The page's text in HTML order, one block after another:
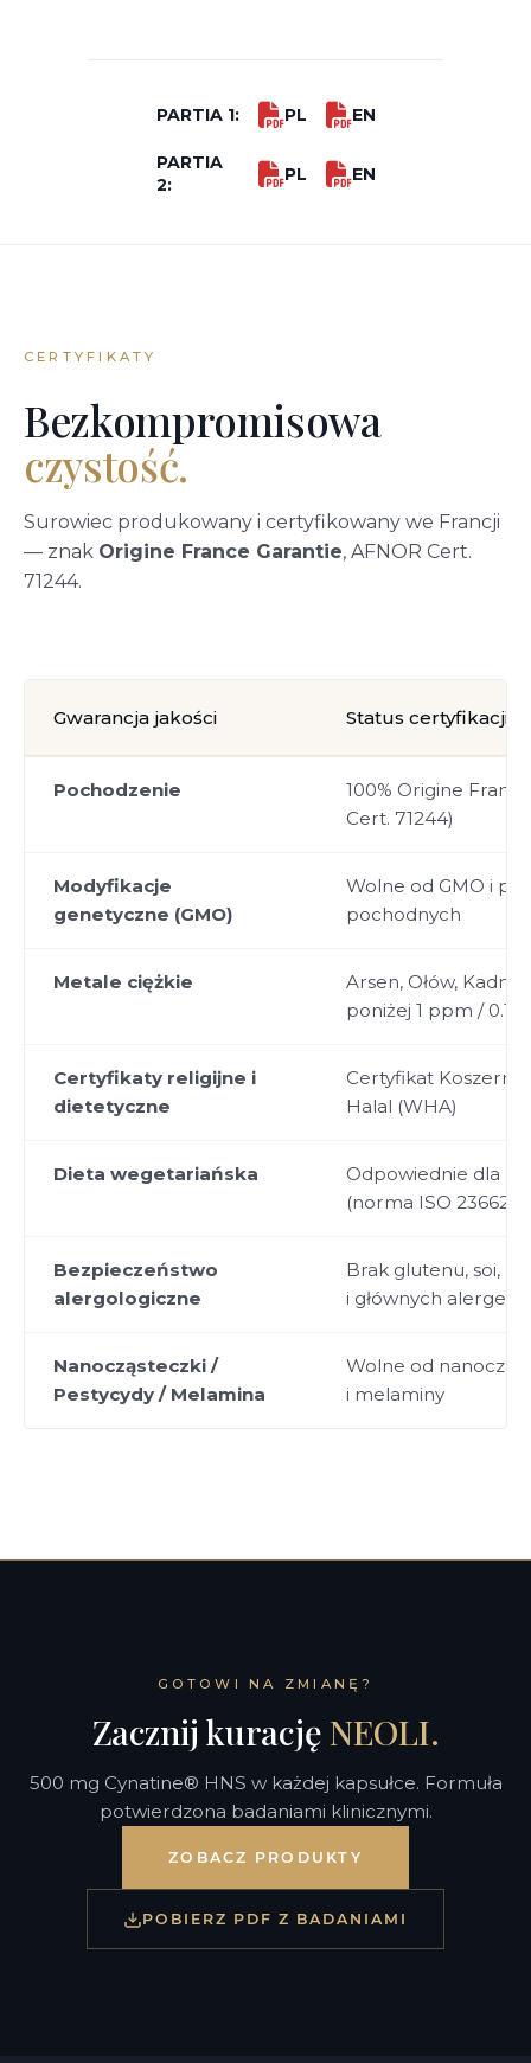
PARTIA 1: PL EN
PARTIA
2:
PL EN
CERTYFIKATY
Bezkompromisowa
czystość.
Surowiec produkowany i certyfikowany we Francji
— znak Origine France Garantie, AFNOR Cert.
71244.
Gwarancja jakości Status certyfikacji
Pochodzenie
100% Origine
Cert. 71244)
Modyfikacje
genetyczne (GMO)
Wolne od GMO i
pochodnych
Metale ciężkie
Arsen, Ołów,
poniżej 1 ppm / 0.1
Certyfikaty religijne i
dietetyczne
Certyfikat
Halal (WHA)
Dieta wegetariańska
Odpowiednie dla
(norma ISO 23662/
Bezpieczeństwo
alergologiczne
Brak glutenu, soi,
i głównych
Nanocząsteczki /
Pestycydy / Melamina
Wolne od
i melaminy
GOTOWI NA ZMIANĘ?
Zacznij kurację NEOLI.
500 mg Cynatine® HNS w każdej kapsułce. Formuła
potwierdzona badaniami klinicznymi.
ZOBACZ PRODUKTY
POBIERZ PDF Z BADANIAMI